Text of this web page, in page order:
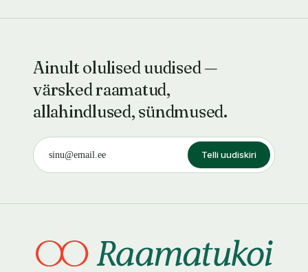
Ainult olulised uudised —
värsked raamatud,
allahindlused, sündmused.
Telli uudiskiri